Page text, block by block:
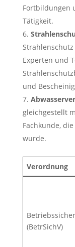
Fortbildungen
Tätigkeit.
Experten und
und
gleichgestellt
Fachkunde,
wurde.
Verordnung
(BetrSichV)